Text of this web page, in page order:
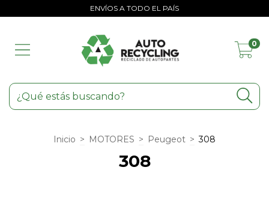
ENVÍOS A TODO EL PAÍS
0
Inicio > MOTORES > Peugeot > 308
308